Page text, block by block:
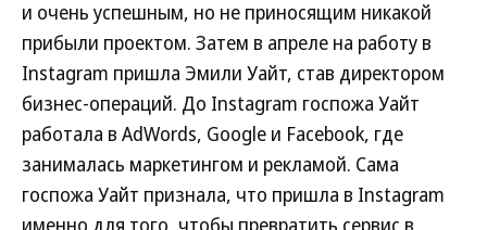
и очень успешным, но не приносящим никакой
прибыли проектом. Затем в апреле на работу в
Instagram пришла Эмили Уайт, став директором
бизнес-операций. До Instagram госпожа Уайт
работала в AdWords, Google и Facebook, где
занималась маркетингом и рекламой. Сама
госпожа Уайт признала, что пришла в Instagram
именно для того, чтобы превратить сервис в